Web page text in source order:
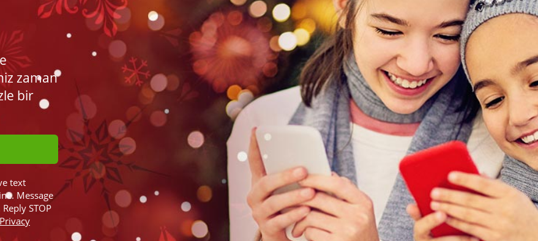
zaman
bir
text
Message
STOP
Privacy